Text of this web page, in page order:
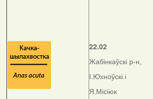
22.02
Жабінкаўскі р-н,
І.Юхноўскі і
Я.Місіюк